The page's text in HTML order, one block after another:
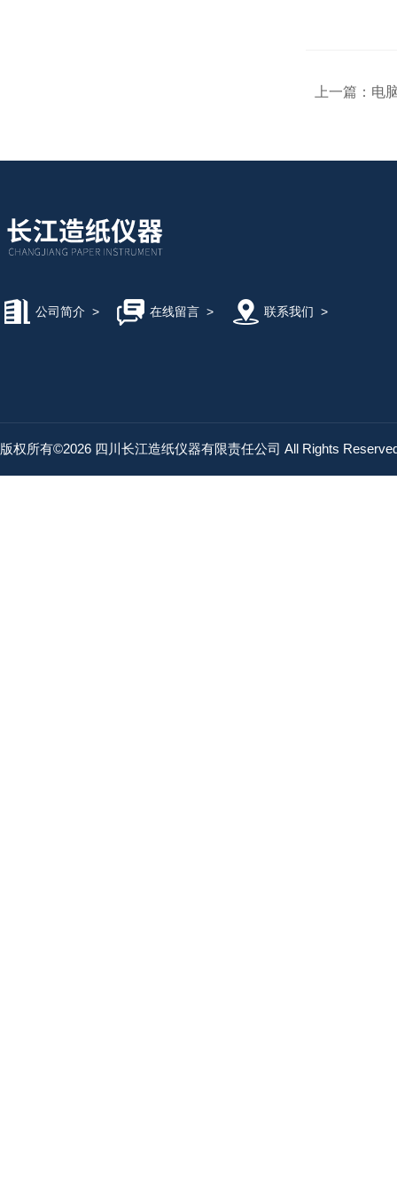
上一篇： 电
公司简介 > 在线留言> 联系我们 >
版权所有©2026 四川长江造纸仪器有限责任公司 All Rights